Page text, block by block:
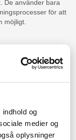
og
medier og
oplysninger
De använder bara
för att
möjligt.
- Lowepros
och stötar.
och